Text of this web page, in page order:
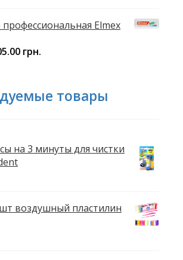
профессиональная Elmex
грн.
товары
на 3 минуты для чистки
воздушный пластилин